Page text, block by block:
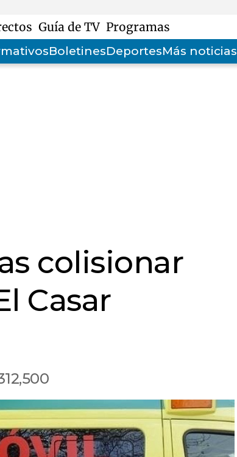
Guía de TV Programas
BoletinesDeportesMás noticias
colisionar
Casar